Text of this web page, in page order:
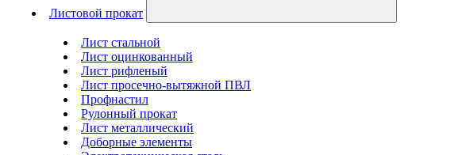
Листовой прокат
Лист стальной
Лист оцинкованный
Лист рифленый
Лист просечно-вытяжной ПВЛ
Профнастил
Рулонный прокат
Лист металлический
Доборные элементы